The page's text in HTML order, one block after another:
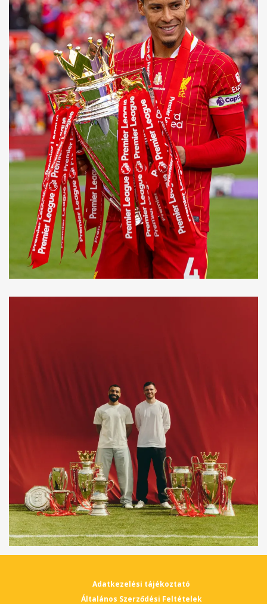
Adatkezelési tájékoztató
Általános Szerződési Feltételek